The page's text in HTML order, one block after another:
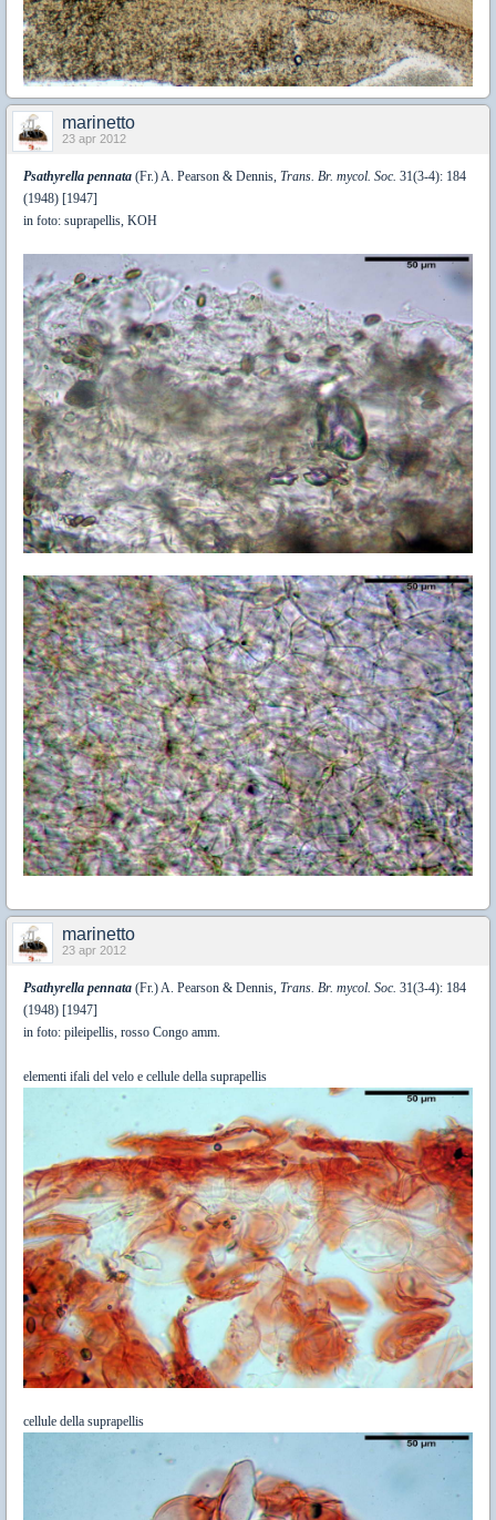
marinetto
23 apr 2012
Psathyrella pennata (Fr.) A. Pearson & Dennis, Trans. Br. mycol. Soc. 31(3-4): 184
(1948) [1947]
in foto: suprapellis, KOH
marinetto
23 apr 2012
Psathyrella pennata (Fr.) A. Pearson & Dennis, Trans. Br. mycol. Soc. 31(3-4): 184
(1948) [1947]
in foto: pileipellis, rosso Congo amm.
elementi ifali del velo e cellule della suprapellis
cellule della suprapellis